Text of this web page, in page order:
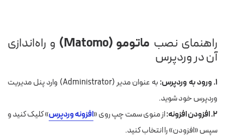
راهنمای نصب ماتومو (Matomo) و راه‌اندازی
آن در وردپرس
۱. ورود به وردپرس:
به عنوان مدیر (Administrator) وارد پنل مدیریت
وردپرس خود شوید.
۲. افزودن افزونه:
از منوی سمت چپ روی «افزونه‌ وردپرس» کلیک کنید و
سپس «افزودن» را انتخاب کنید.